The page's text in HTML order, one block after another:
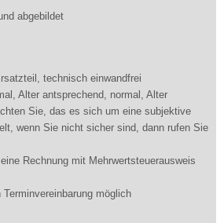
abgebildet
technisch einwandfrei
Alter antsprechend, normal, Alter
Sie, das es sich um eine subjektive
wenn Sie nicht sicher sind, dann rufen Sie
Rechnung mit Mehrwertsteuerausweis
möglich